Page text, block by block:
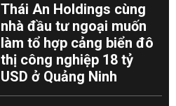
Thái An Holdings cùng
nhà đầu tư ngoại muốn
làm tổ hợp cảng biển đô
thị công nghiệp 18 tỷ
USD ở Quảng Ninh